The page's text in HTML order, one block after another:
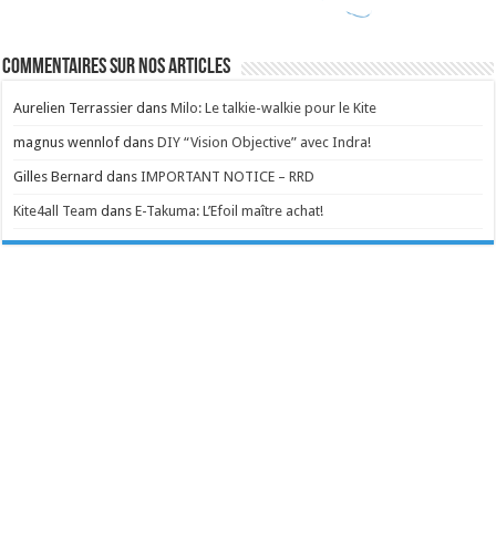
Commentaires sur nos articles
Aurelien Terrassier dansMilo: Le talkie-walkie pour le Kite
magnus wennlof dansDIY “Vision Objective” avec Indra!
Gilles Bernard dansIMPORTANT NOTICE – RRD
Kite4all Team dansE-Takuma: L’Efoil maître achat!